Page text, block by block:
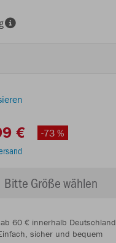
€
-73 %
Bitte Größe wählen
ab 60 € innerhalb Deutschland
sicher und bequem